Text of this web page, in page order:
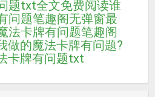
题txt全文免费阅读谁
问题笔趣阁无弹窗最
法卡牌有问题笔趣阁
做的魔法卡牌有问题?
卡牌有问题txt